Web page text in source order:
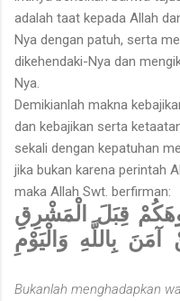
adalah taat kepada Allah
Nya dengan patuh, serta
dikehendaki-Nya dan
Nya.
Demikianlah makna
dan kebajikan serta
sekali dengan kepatuhan
jika bukan karena perintah
maka Allah Swt. berfirman:
قِبَلَ الْمَشْرِقِ
بِاللَّهِ وَالْيَوْمِ
Bukanlah menghadapkan